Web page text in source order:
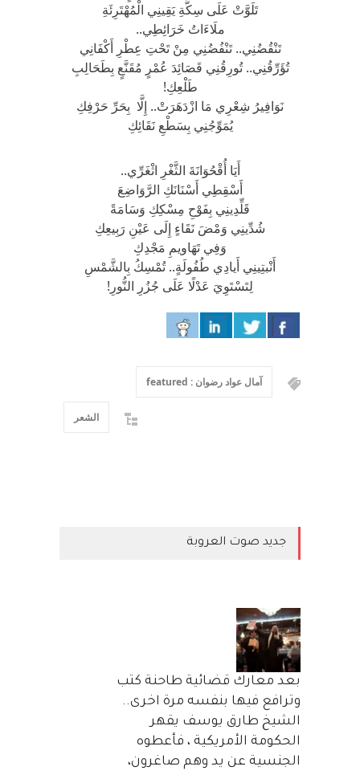
تَلَوَّتْ عَلَى سِكَّةِ يَقِينِي الْمُهْتَرِئَةِ
ملَاءَاتُ خَرَائِطِي..
تَنْقُضُنِي.. تَنْفُضُنِي مِنْ تَحْتِ عِطْرِ أَكْفَانِي
تُؤَرِّقُنِي.. تُورِقُنِي قَصَائِدَ عُمْرٍ مُقَنَّعٍ بِطَحَالِبِ
طَلْعِكِ!
نَوَافِيرُ شِعْرِي مَا ازْدَهَرَتْ.. إِلَّا بِحَرِّ حَرْفِكِ
يُمَوِّجُنِي بِسَطْعِ نَقَائِكِ
أَيَا أُقْحُوَانَةَ الثَّغْرِ اثْغَرِّي..
أَسْقِطِي أَسْنَانَكِ الرَّوَاضِعَ
قَلِّدِينِي بِفَوْحِ مِسْكِكِ وَسَامَةً
شُدِّينِي وَمْضَ نَقَاءٍ إِلَى عَيْنِ رَبِيعِكِ
وَفِي تَهَاويمِ مَجْدِكِ
أَنْبتِينِي أَيادِي طُفُولَةٍ.. تُمْسِكُ بِالشَّمْسِ
لِتَسْتَوِيَ عَدْلًا عَلَى جُزُرِ النُّورِ!
آمال عواد رضوان : featured
الشعر
جديد صوت العروبة
بعد معارك قضائية طاحنة كتب
وترافع فيها بنفسه مرة اخرى..
الشيخ طارق يوسف يقهر
الحكومة الأمريكية ، فأعطوه
الجنسية عن يد وهم صاغرون،